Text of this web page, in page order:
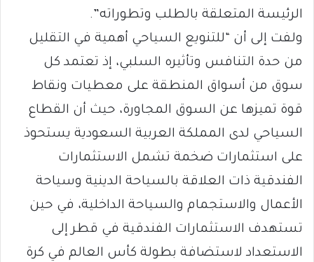
الرئيسة المتعلقة بالطلب وتطوراته”.
ولفت إلى أن “للتنويع السياحي أهمية في التقليل
من حدة التنافس وتأثيره السلبي، إذ تعتمد كل
سوق من أسواق المنطقة على معطيات ونقاط
قوة تميزها عن السوق المجاورة، حيث أن القطاع
السياحي لدى المملكة العربية السعودية يستحوذ
على استثمارات ضخمة تشمل الاستثمارات
الفندقية ذات العلاقة بالسياحة الدينية وسياحة
الأعمال والاستجمام والسياحة الداخلية، في حين
تستهدف الاستثمارات الفندقية في قطر إلى
الاستعداد لاستضافة بطولة كأس العالم في كرة